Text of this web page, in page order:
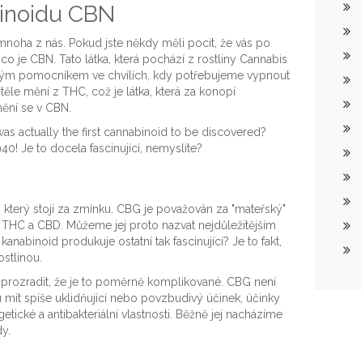
CBN
z nás. Pokud jste někdy měli pocit, že vás po
je CBN. Tato látka, která pochází z rostliny Cannabis
pomocníkem ve chvílích, kdy potřebujeme vypnout
mění z THC, což je látka, která za konopí
se v CBN.
actually the first cannabinoid to be discovered?
Je to docela fascinující, nemyslíte?
stojí za zmínku. CBG je považován za "mateřský"
a CBD. Můžeme jej proto nazvat nejdůležitějším
produkuje ostatní tak fascinující? Je to fakt,
že je to poměrně komplikované. CBG není
spíše uklidňující nebo povzbudivý účinek, účinky
a antibakteriální vlastnosti. Běžně jej nacházíme